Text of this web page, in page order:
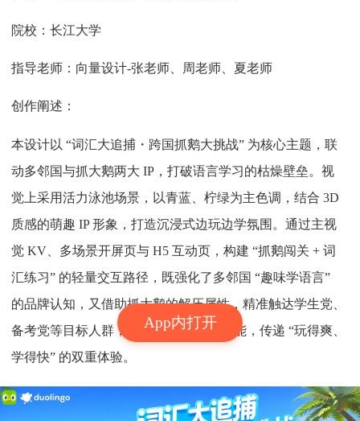
App内打开
院校：长江大学
指导老师：向量设计-张老师、周老师、夏老师
创作阐述：
本设计以 “词汇大追捕・跨国抓鹅大挑战” 为核心主题，联
动多邻国与抓大鹅两大 IP，打破语言学习的枯燥壁垒。视
觉上采用活力泳池场景，以青蓝、柠绿为主色调，结合 3D
质感的萌趣 IP 形象，打造沉浸式边玩边学氛围。通过主视
觉 KV、多场景开屏页与 H5 互动页，构建 “抓鹅闯关 + 词
汇练习” 的轻量交互路径，既强化了多邻国 “趣味学语言”
的品牌认知，又借助抓大鹅的解压属性，精准触达学生党、
备考党等目标人群，实现 IP 价值双向赋能，传递 “玩得爽、
学得快” 的双重体验。